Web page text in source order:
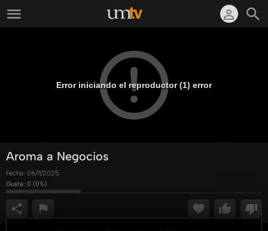
Error iniciando el reproductor (1) error
Aroma a Negocios
Fecha: 06/11/2025
Gusta: 0 (0%)